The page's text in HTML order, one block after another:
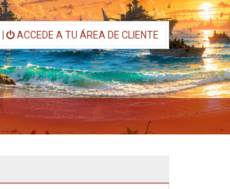
ACCEDE A TU ÁREA DE CLIENTE